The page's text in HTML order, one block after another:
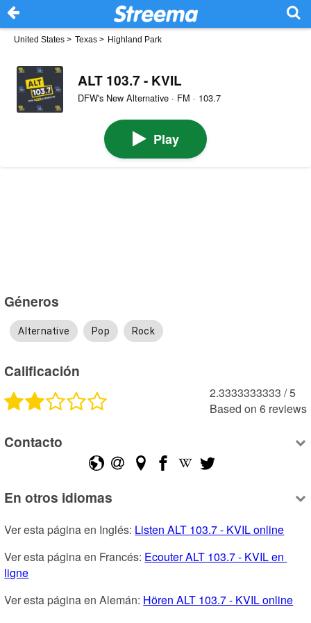
United States > Texas > Highland Park
ALT 103.7 - KVIL
DFW's New Alternative · FM · 103.7
Play
Géneros
Alternative Pop Rock
Calificación
2.3333333333 /5
Based on 6 reviews
Contacto
En otros idiomas
Ver esta página en Inglés: Listen ALT 103.7 - KVIL online
Ver esta página en Francés: Ecouter ALT 103.7 - KVIL en
ligne
Ver esta página en Alemán: Hören ALT 103.7 - KVIL online